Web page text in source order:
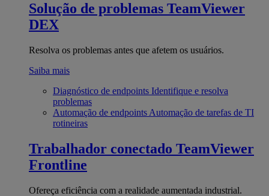
Solução de problemas TeamViewer
DEX
Resolva os problemas antes que afetem os usuários.
Saiba mais
Diagnóstico de endpoints Identifique e resolva
problemas
Automação de endpoints Automação de tarefas de TI
rotineiras
Trabalhador conectado TeamViewer
Frontline
Ofereça eficiência com a realidade aumentada industrial.